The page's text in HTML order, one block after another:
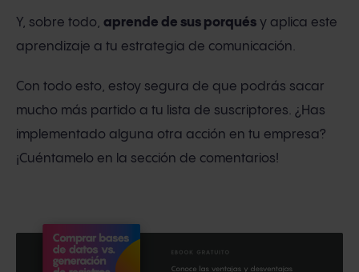
Y, sobre todo, aprende de sus porqués y aplica este
aprendizaje a tu estrategia de comunicación.
Con todo esto, estoy segura de que podrás sacar
mucho más partido a tu lista de suscriptores. ¿Has
implementado alguna otra acción en tu empresa?
¡Cuéntamelo en la sección de comentarios!